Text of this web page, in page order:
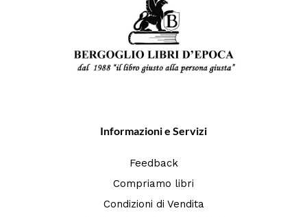
Informazioni e Servizi
Feedback
Compriamo libri
Condizioni di Vendita